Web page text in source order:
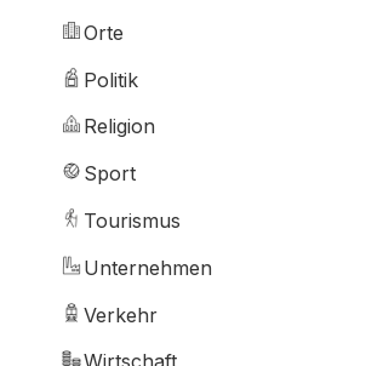
Orte
Politik
Religion
Sport
Tourismus
Unternehmen
Verkehr